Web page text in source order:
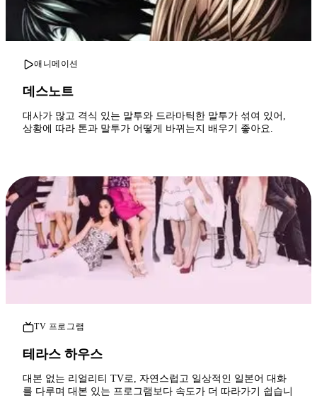
애니메이션
데스노트
대사가 많고 격식 있는 말투와 드라마틱한 말투가 섞여 있어,
상황에 따라 톤과 말투가 어떻게 바뀌는지 배우기 좋아요.
TV 프로그램
테라스 하우스
대본 없는 리얼리티 TV로, 자연스럽고 일상적인 일본어 대화
를 다루며 대본 있는 프로그램보다 속도가 더 따라가기 쉽습니